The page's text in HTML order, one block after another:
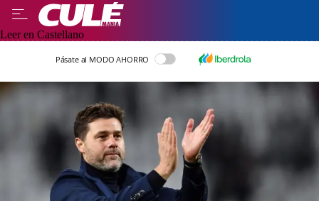
Leer en Castellano
Pásate al MODO AHORRO